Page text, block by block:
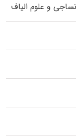
و علوم الیاف